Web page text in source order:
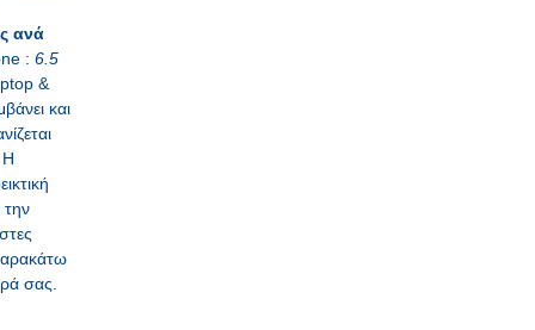
ανά
: 6.5
&
και
Η
την
σας.